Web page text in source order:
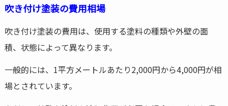
吹き付け塗装の費用相場
吹き付け塗装の費用は、使用する塗料の種類や外壁の面
積、状態によって異なります。
一般的には、1平方メートルあたり2,000円から4,000円が相
場とされています。